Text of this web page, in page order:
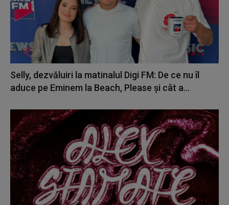
Selly, dezvăluiri la matinalul Digi FM: De ce nu îl
aduce pe Eminem la Beach, Please și cât a...